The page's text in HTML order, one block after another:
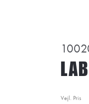
Vejl. Pris